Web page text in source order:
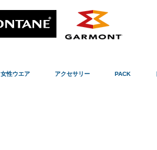
女性ウエア アクセサリー PACK